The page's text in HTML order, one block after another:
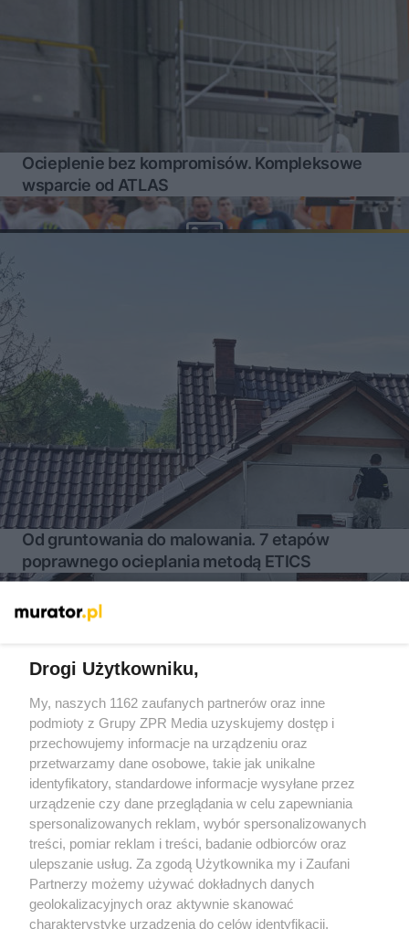
Ocieplenie bez kompromisów. Kompleksowe
wsparcie od ATLAS
Od gruntowania do malowania. 7 etapów
poprawnego ocieplania metodą ETICS
Żaden utwór zamieszczony w serwisie nie może być powielany i
rozpowszechniany lub dalej rozpowszechniany w jakikolwiek sposób
(w tym także elektroniczny lub mechaniczny) na jakimkolwiek polu
eksploatacji w jakiejkolwiek formie, włącznie z umieszczaniem w
Internecie bez pisemnej zgody właściciela praw. Jakiekolwiek użycie
lub wykorzystanie utworów w całości lub w części z naruszeniem
prawa, tzn. bez właściwej zgody, jest zabronione pod groźbą kary i
może być ścigane prawnie.
Drogi Użytkowniku,
My, naszych 1162 zaufanych partnerów oraz inne
podmioty z Grupy ZPR Media uzyskujemy dostęp i
przechowujemy informacje na urządzeniu oraz
przetwarzamy dane osobowe, takie jak unikalne
identyfikatory, standardowe informacje wysyłane przez
urządzenie czy dane przeglądania w celu zapewniania
spersonalizowanych reklam, wybór spersonalizowanych
treści, pomiar reklam i treści, badanie odbiorców oraz
ulepszanie usług. Za zgodą Użytkownika my i Zaufani
Partnerzy możemy używać dokładnych danych
geolokalizacyjnych oraz aktywnie skanować
charakterystykę urządzenia do celów identyfikacji.